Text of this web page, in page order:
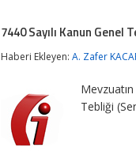
7440 Sayılı Kanun Genel
Haberi Ekleyen:A. Zafer
Mevzuatın
Tebliği